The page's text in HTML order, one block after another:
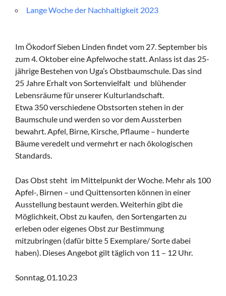
Lange Woche der Nachhaltigkeit 2023
Im Ökodorf Sieben Linden findet vom 27. September bis
zum 4. Oktober eine Apfelwoche statt. Anlass ist das 25-
jährige Bestehen von Uga’s Obstbaumschule. Das sind
25 Jahre Erhalt von Sortenvielfalt und blühender
Lebensräume für unserer Kulturlandschaft.
Etwa 350 verschiedene Obstsorten stehen in der
Baumschule und werden so vor dem Aussterben
bewahrt. Apfel, Birne, Kirsche, Pflaume – hunderte
Bäume veredelt und vermehrt er nach ökologischen
Standards.
Das Obst steht im Mittelpunkt der Woche. Mehr als 100
Apfel-, Birnen – und Quittensorten können in einer
Ausstellung bestaunt werden. Weiterhin gibt die
Möglichkeit, Obst zu kaufen, den Sortengarten zu
erleben oder eigenes Obst zur Bestimmung
mitzubringen (dafür bitte 5 Exemplare/ Sorte dabei
haben). Dieses Angebot gilt täglich von 11 – 12 Uhr.
Sonntag, 01.10.23